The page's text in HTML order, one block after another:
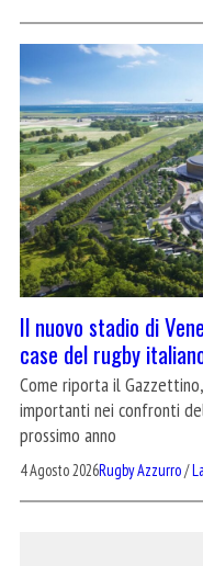
Il nuovo stadio di
case del rugby
Come riporta il
importanti nei confronti
prossimo anno
4 Agosto 2026Rugby Azzurro/